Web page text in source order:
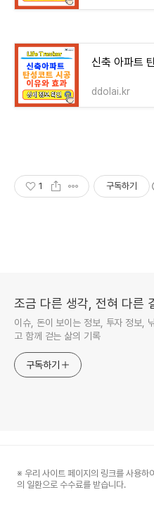
ddolai.kr
1 구독하기
조금 다른 생각, 전혀 다른
이슈, 돈이 보이는 정보, 투자 정보,
고 함께 걷는 삶의 기록
구독하기
※ 우리 사이트 페이지의 링크를 사용하
의 일환으로 수수료를 받습니다.